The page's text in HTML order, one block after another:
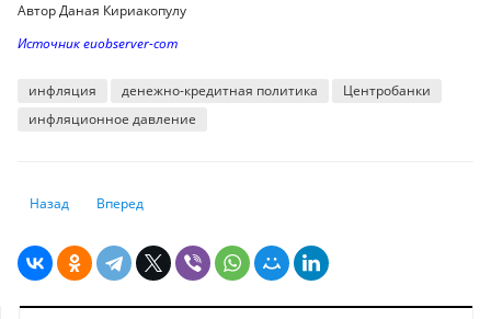
Автор Даная Кириакопулу
Источник euobserver-com
инфляция денежно-кредитная политика
Центробанки
инфляционное давление
Предыдущий: Чувствительный рубль: что ожидает российскую валюту
Назад Следующий: Объем досрочных выплат из ЕНПФ для
Вперед